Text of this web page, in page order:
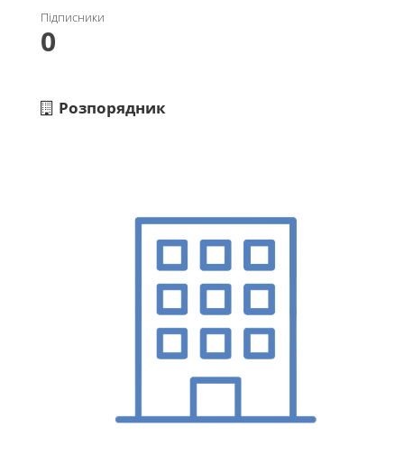
Підписники
0
Розпорядник